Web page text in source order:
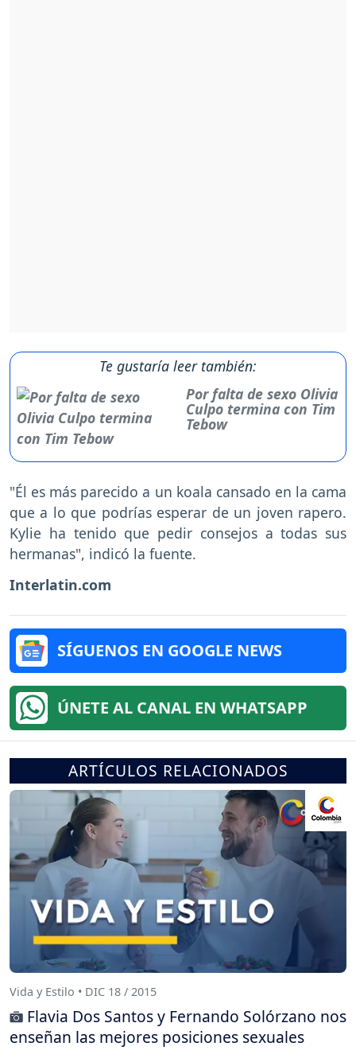
Te gustaría leer también:
Por falta de sexo Olivia
Culpo termina con Tim
Tebow
"Él es más parecido a un koala cansado en la cama
que a lo que podrías esperar de un joven rapero.
Kylie ha tenido que pedir consejos a todas sus
hermanas", indicó la fuente.
Interlatin.com
SÍGUENOS EN GOOGLE NEWS
ÚNETE AL CANAL EN WHATSAPP
ARTÍCULOS RELACIONADOS
Vida y Estilo • DIC 18 / 2015
Flavia Dos Santos y Fernando Solórzano nos
enseñan las mejores posiciones sexuales